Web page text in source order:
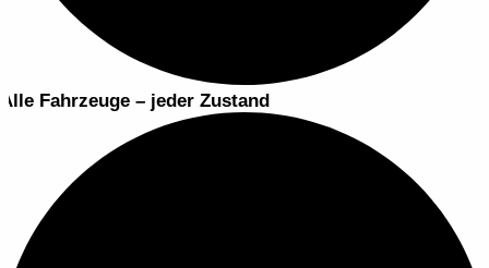
Alle Fahrzeuge – jeder Zustand